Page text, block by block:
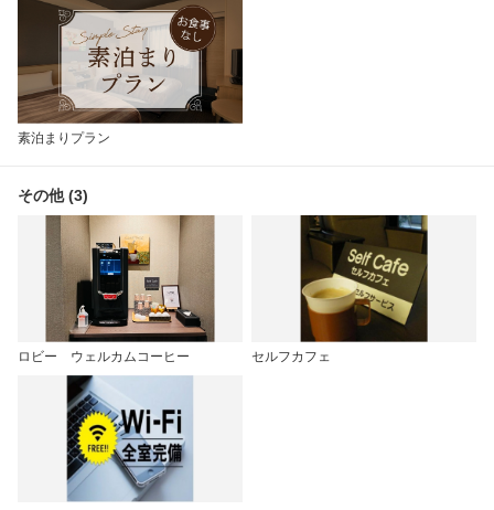
素泊まりプラン
その他 (3)
ロビー ウェルカムコーヒー セルフカフェ